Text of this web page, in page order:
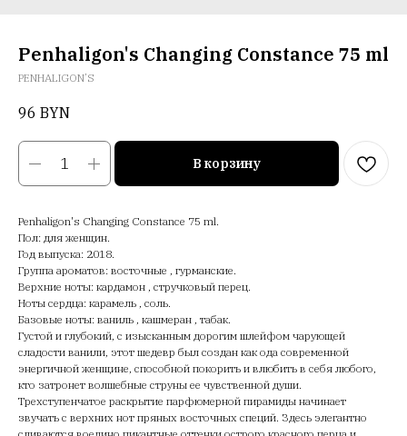
Penhaligon's Changing Constance 75 ml
PENHALIGON’S
96 BYN
В корзину
Penhaligon's Changing Constance 75 ml.
Пол: для женщин.
Год выпуска: 2018.
Группа ароматов: восточные , гурманские.
Верхние ноты: кардамон , стручковый перец.
Ноты сердца: карамель , соль.
Базовые ноты: ваниль , кашмеран , табак.
Густой и глубокий, с изысканным дорогим шлейфом чарующей
сладости ванили, этот шедевр был создан как ода современной
энергичной женщине, способной покорить и влюбить в себя любого,
кто затронет волшебные струны ее чувственной души.
Трехступенчатое раскрытие парфюмерной пирамиды начинает
звучать с верхних нот пряных восточных специй. Здесь элегантно